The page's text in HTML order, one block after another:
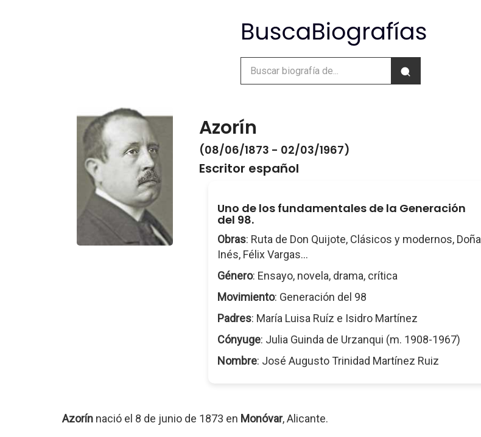
Azorín
(08/06/1873 - 02/03/1967)
Escritor español
Uno de los fundamentales de la Generación
del 98.
Obras: Ruta de Don Quijote, Clásicos y modernos, Doña
Inés, Félix Vargas...
Género: Ensayo, novela, drama, crítica
Movimiento: Generación del 98
Padres: María Luisa Ruíz e Isidro Martínez
Cónyuge: Julia Guinda de Urzanqui (m. 1908-1967)
Nombre: José Augusto Trinidad Martínez Ruiz
Azorín nació el 8 de junio de 1873 en Monóvar, Alicante.